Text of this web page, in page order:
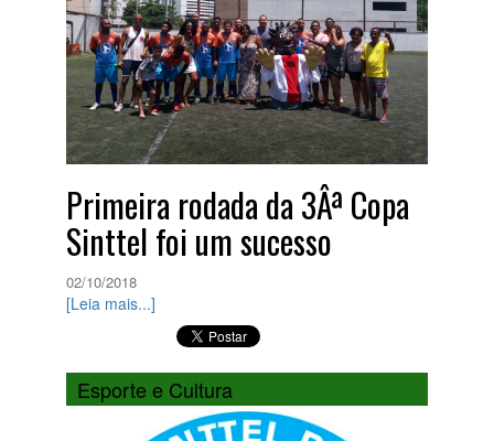
Primeira rodada da 3Âª Copa
Sinttel foi um sucesso
02/10/2018
[Leia mais...]
Esporte e Cultura